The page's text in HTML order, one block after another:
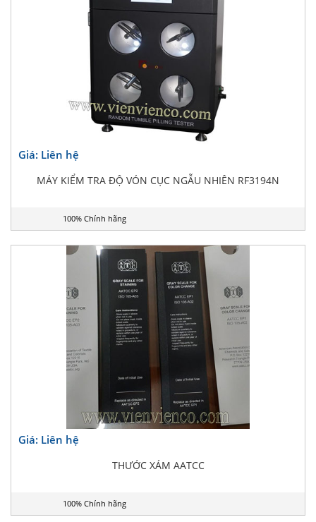
Giá: Liên hệ
MÁY KIỂM TRA ĐỘ VÓN CỤC NGẪU NHIÊN RF3194N
100% Chính hãng
Giá: Liên hệ
THƯỚC XÁM AATCC
100% Chính hãng